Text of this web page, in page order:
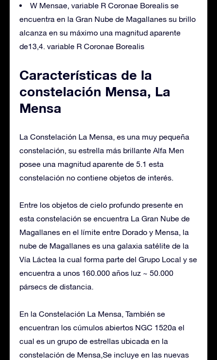
W Mensae, variable R Coronae Borealis se
encuentra en la Gran Nube de Magallanes su brillo
alcanza en su máximo una magnitud aparente
de13,4. variable R Coronae Borealis
Características de la
constelación Mensa, La
Mensa
La Constelación La Mensa, es una muy pequeña
constelación, su estrella más brillante Alfa Men
posee una magnitud aparente de 5.1 esta
constelación no contiene objetos de interés.
Entre los objetos de cielo profundo presente en
esta constelación se encuentra La Gran Nube de
Magallanes en el límite entre Dorado y Mensa, la
nube de Magallanes es una galaxia satélite de la
Vía Láctea la cual forma parte del Grupo Local y se
encuentra a unos 160.000 años luz ~ 50.000
pársecs de distancia.
En la Constelación La Mensa, También se
encuentran los cúmulos abiertos NGC 1520a el
cual es un grupo de estrellas ubicada en la
constelación de Mensa,Se incluye en las nuevas